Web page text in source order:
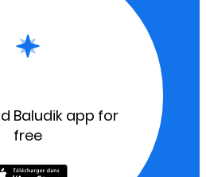
Baludik app for
free